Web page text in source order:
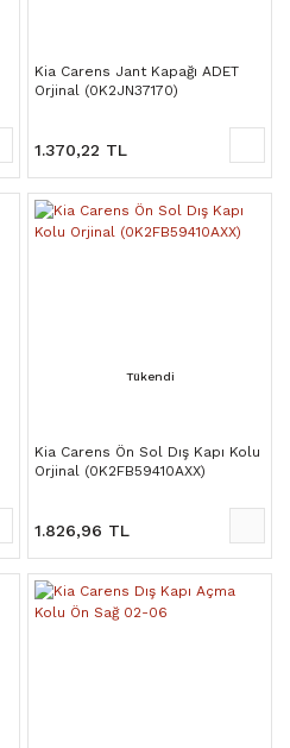
Kia Carens Jant Kapağı ADET
Orjinal (0K2JN37170)
1.370,22 TL
Tükendi
Kia Carens Ön Sol Dış Kapı Kolu
Orjinal (0K2FB59410AXX)
1.826,96 TL